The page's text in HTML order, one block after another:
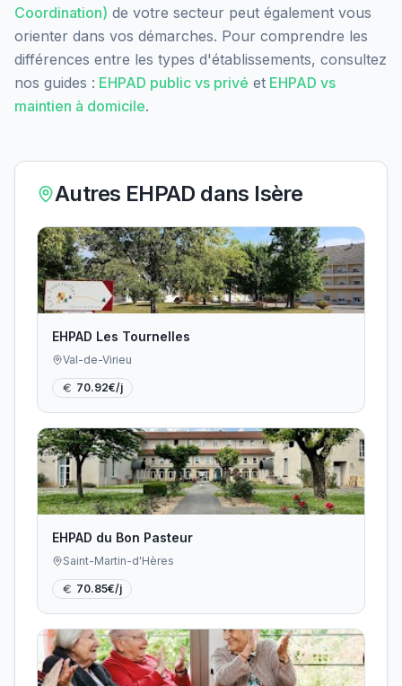
Coordination) de votre secteur peut également vous
orienter dans vos démarches. Pour comprendre les
différences entre les types d'établissements, consultez
nos guides : EHPAD public vs privé et EHPAD vs
maintien à domicile.
Autres EHPAD dans Isère
EHPAD Les Tournelles
Val-de-Virieu
70.92€/j
EHPAD du Bon Pasteur
Saint-Martin-d'Hères
70.85€/j